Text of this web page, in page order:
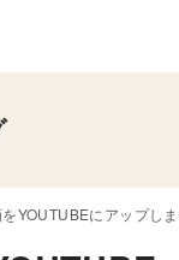
YOUTUBEにアップし